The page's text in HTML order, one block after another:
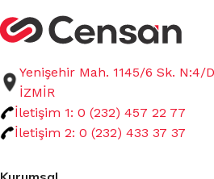
Yenişehir Mah. 1145/6 Sk. N:4/
İZMİR
İletişim 1: 0 (232) 457 22 77
İletişim 2: 0 (232) 433 37 37